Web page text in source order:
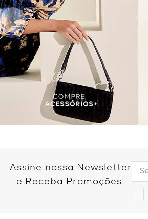
Assine nossa Newsletter
e Receba Promoções!